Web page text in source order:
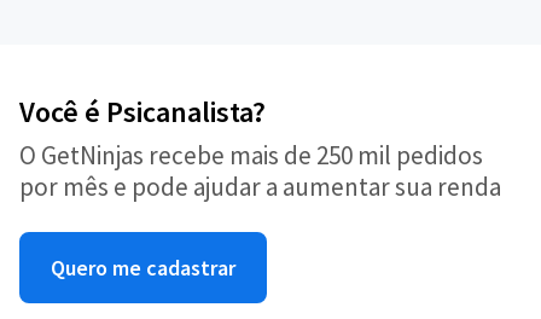
Você é Psicanalista?
O GetNinjas recebe mais de 250 mil pedidos
por mês e pode ajudar a aumentar sua renda
Quero me cadastrar